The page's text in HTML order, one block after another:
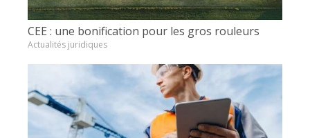
CEE : une bonification pour les gros rouleurs
Actualités juridiques